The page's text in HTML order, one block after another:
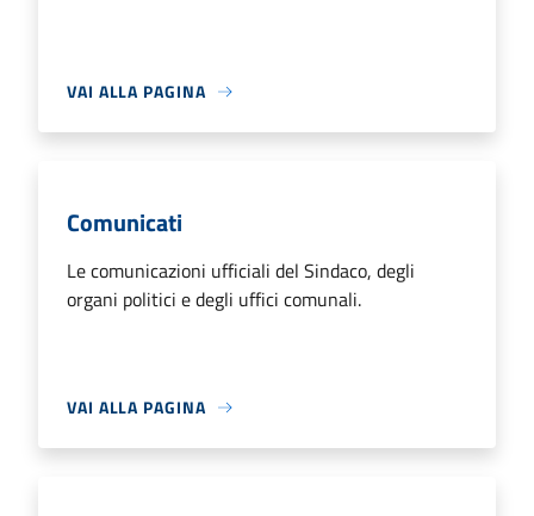
VAI ALLA PAGINA
Comunicati
Le comunicazioni ufficiali del Sindaco, degli
organi politici e degli uffici comunali.
VAI ALLA PAGINA